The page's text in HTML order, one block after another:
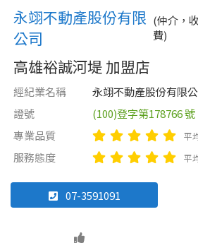
高雄市
類型(可複選)
透天厝 樓中樓
嘉義縣
台南市
售價
高雄市
類型(可複選)
廠房
永翊不動產股份有
永翊不動產股份有限
公司
(仲介，
費)
高雄裕誠河堤 加盟店
經紀業名稱
永翊不動產股份有限
證號
(100)登字第178766 號
專業品質
平
服務態度 平
07-3591091